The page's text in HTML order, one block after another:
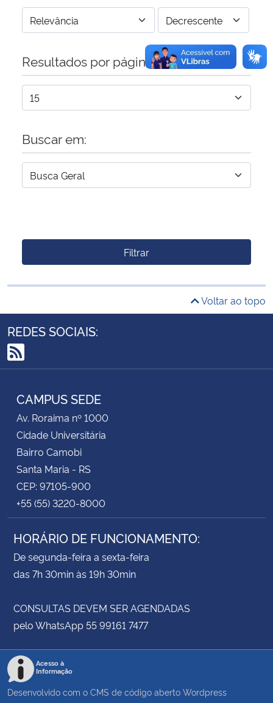
Advocacia-Geral da União
Resultados por página:
Buscar em:
Filtrar
Voltar ao topo
REDES SOCIAIS:
RSS
CAMPUS SEDE
Av. Roraima nº 1000
Cidade Universitária
Bairro Camobi
Santa Maria - RS
CEP: 97105-900
+55 (55) 3220-8000
HORÁRIO DE FUNCIONAMENTO:
De segunda-feira a sexta-feira
das 7h 30min às 19h 30min
CONSULTAS DEVEM SER AGENDADAS
pelo WhatsApp 55 99161 7477
Acesso à
Informação
Desenvolvido com o CMS de código aberto Wordpress